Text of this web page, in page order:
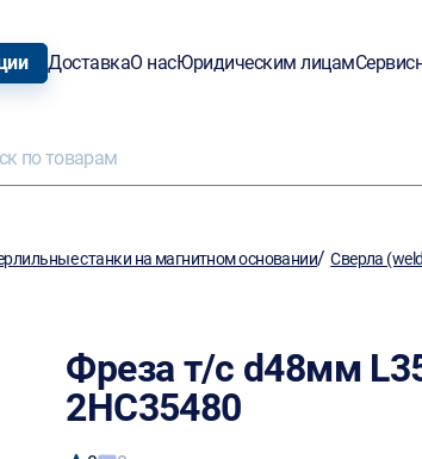
ДоставкаО насЮридическим лицам
станки на магнитном основании/Сверла
Фреза т/с d48мм
2HC35480